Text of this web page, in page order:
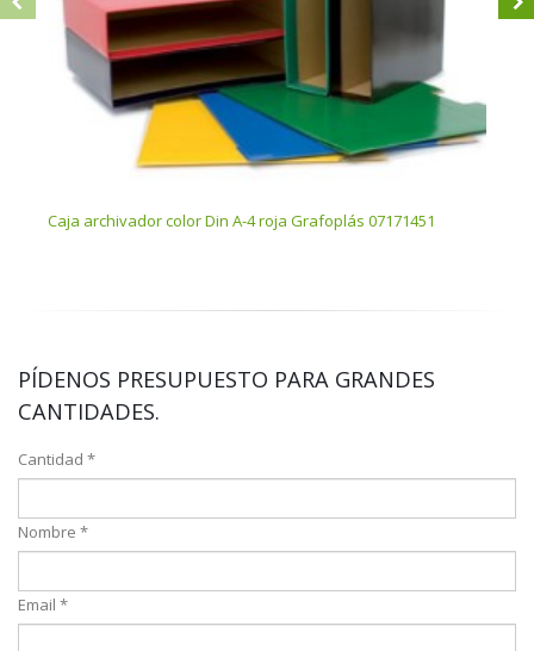
Caja archivador color Din A-4 roja Grafoplás 07171451
PÍDENOS PRESUPUESTO PARA GRANDES
CANTIDADES.
Cantidad *
Nombre *
Email *